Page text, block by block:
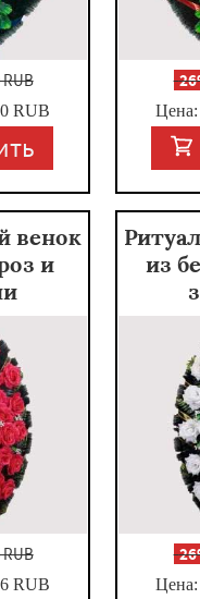
RUB
-
Цена:
венок
и
RUB
из
-
Цена: